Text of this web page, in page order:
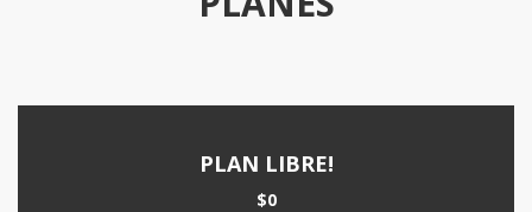
PLAN LIBRE!
$0